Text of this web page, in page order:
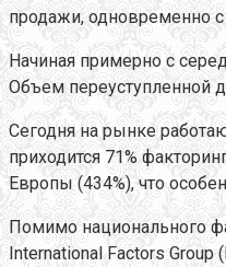
продажи, одновременно
Начиная примерно с
Объем переуступленной
Сегодня на рынке
приходится 71%
Европы (434%), что
Помимо национального
International Factors